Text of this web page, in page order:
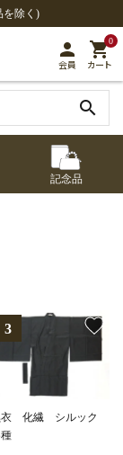
を除く)
person
会員
0
shopping_cart
カート
search
きもの
記念品
風呂敷
子・須弥壇
珞・吊金具
花瓶・火立
品・箱類
ト
衣 化繊 シルック
favorite